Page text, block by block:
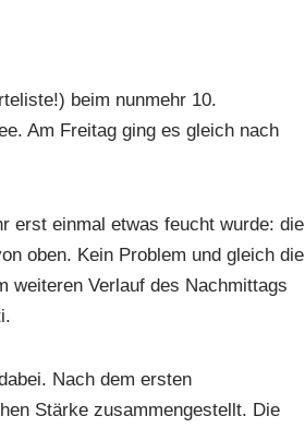
beim nunmehr 10.
Am Freitag ging es gleich nach
erst einmal etwas feucht wurde: die
oben. Kein Problem und gleich die
weiteren Verlauf des Nachmittags
Nach dem ersten
Stärke zusammengestellt. Die